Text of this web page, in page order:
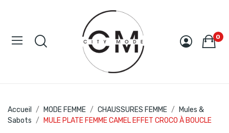
0
Accueil MODE FEMME CHAUSSURES FEMME
Mules &
Sabots
MULE PLATE FEMME CAMEL EFFET CROCO À BOUCLE